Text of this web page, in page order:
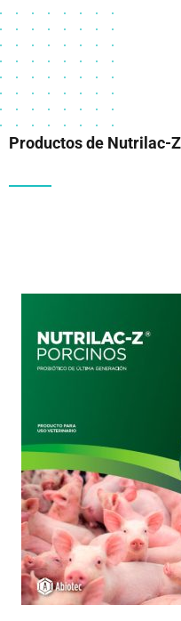
Productos de Nutrilac-Z